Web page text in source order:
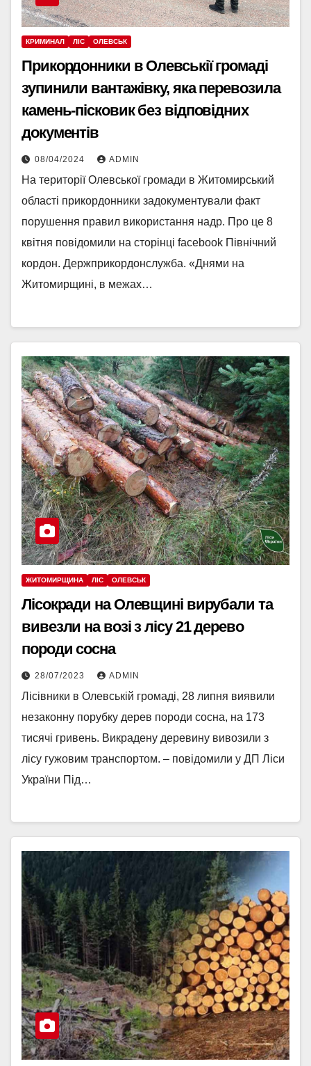
КРИМИНАЛ ЛІС ОЛЕВСЬК
Прикордонники в Олевськії громаді
зупинили вантажівку, яка перевозила
камень-пісковик без відповідних
документів
08/04/2024 ADMIN
На території Олевської громади в Житомирський
області прикордонники задокументували факт
порушення правил використання надр. Про це 8
квітня повідомили на сторінці facebook Північний
кордон. Держприкордонслужба. «Днями на
Житомирщині, в межах…
ЖИТОМИРЩИНА ЛІС ОЛЕВСЬК
Лісокради на Олевщині вирубали та
вивезли на возі з лісу 21 дерево
породи сосна
28/07/2023 ADMIN
Лісівники в Олевській громаді, 28 липня виявили
незаконну порубку дерев породи сосна, на 173
тисячі гривень. Викрадену деревину вивозили з
лісу гужовим транспортом. – повідомили у ДП Ліси
України Під…